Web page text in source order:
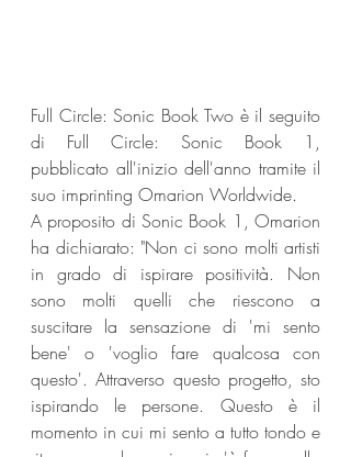
Full Circle: Sonic Book Two è il seguito
di Full Circle: Sonic Book 1,
pubblicato all'inizio dell'anno tramite il
suo imprinting Omarion Worldwide.
A proposito di Sonic Book 1, Omarion
ha dichiarato: "Non ci sono molti artisti
in grado di ispirare positività. Non
sono molti quelli che riescono a
suscitare la sensazione di 'mi sento
bene' o 'voglio fare qualcosa con
questo'. Attraverso questo progetto, sto
ispirando le persone. Questo è il
momento in cui mi sento a tutto tondo e